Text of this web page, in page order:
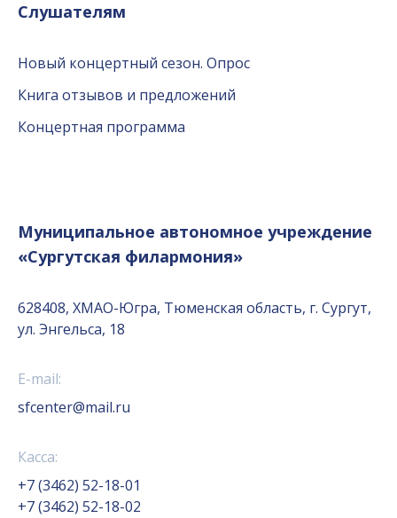
Слушателям
Новый концертный сезон. Опрос
Книга отзывов и предложений
Концертная программа
Муниципальное автономное учреждение
«Сургутская филармония»
628408, ХМАО-Югра, Тюменская область, г. Сургут,
ул. Энгельса, 18
E-mail:
sfcenter@mail.ru
Касса:
+7 (3462) 52-18-01
+7 (3462) 52-18-02